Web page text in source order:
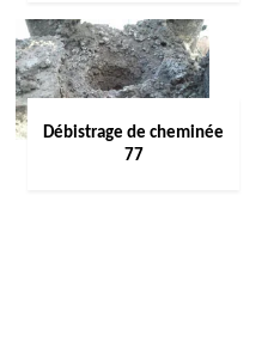
Débistrage de cheminée
77